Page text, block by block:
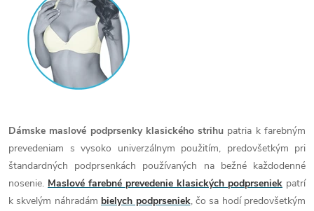
Dámske maslové podprsenky klasického strihu patria k farebným
prevedeniam s vysoko univerzálnym použitím, predovšetkým pri
štandardných podprsenkách používaných na bežné každodenné
nosenie. Maslové farebné prevedenie klasických podprseniek patrí
k skvelým náhradám bielych podprseniek, čo sa hodí predovšetkým